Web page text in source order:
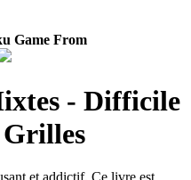
Game From
- Difficile
Grilles